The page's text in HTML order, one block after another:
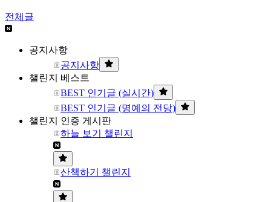
전체글
공지사항
공지사항
챌린지 베스트
BEST 인기글 (실시간)
BEST 인기글 (명예의 전당)
챌린지 인증 게시판
하늘 보기 챌린지
산책하기 챌린지